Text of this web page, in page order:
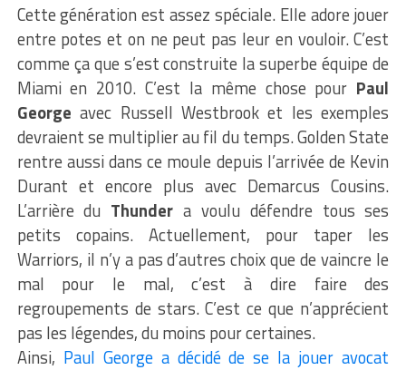
Cette génération est assez spéciale. Elle adore jouer
entre potes et on ne peut pas leur en vouloir. C’est
comme ça que s’est construite la superbe équipe de
Miami en 2010. C’est la même chose pour Paul
George avec Russell Westbrook et les exemples
devraient se multiplier au fil du temps. Golden State
rentre aussi dans ce moule depuis l’arrivée de Kevin
Durant et encore plus avec Demarcus Cousins.
L’arrière du Thunder a voulu défendre tous ses
petits copains. Actuellement, pour taper les
Warriors, il n’y a pas d’autres choix que de vaincre le
mal pour le mal, c’est à dire faire des
regroupements de stars. C’est ce que n’apprécient
pas les légendes, du moins pour certaines.
Ainsi, Paul George a décidé de se la jouer avocat